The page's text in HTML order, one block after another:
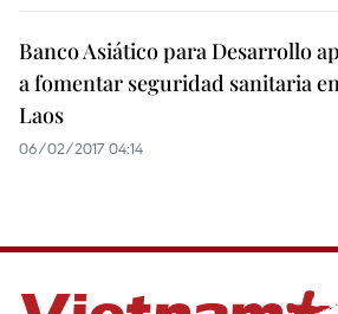
Banco Asiático para Desarrollo
a fomentar seguridad sanitaria
Laos
06/02/2017 04:14